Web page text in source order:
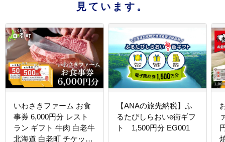
見ています。
いわさきファーム お食
事券 6,000円分 レスト
ラン ギフト 牛肉 白老牛
北海道 白老町 チケット
【ANAの旅先納税】ふ
るたびしらおいe街ギフ
ト 1,500円分 EG001